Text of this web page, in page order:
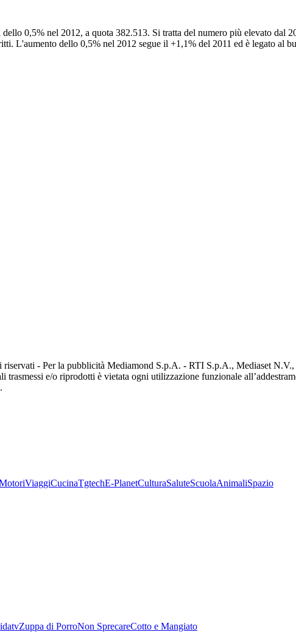
0,5% nel 2012, a quota 382.513. Si tratta del numero più elevato dal
L'aumento dello 0,5% nel 2012 segue il +1,1% del 2011 ed è legato al
- Per la pubblicità Mediamond S.p.A. - RTI S.p.A., Mediaset N.V.,
trasmessi e/o riprodotti è vietata ogni utilizzazione funzionale
ViaggiCucinaTgtechE-PlanetCulturaSaluteScuolaAnimaliSpazio
Zuppa di PorroNon SprecareCotto e Mangiato